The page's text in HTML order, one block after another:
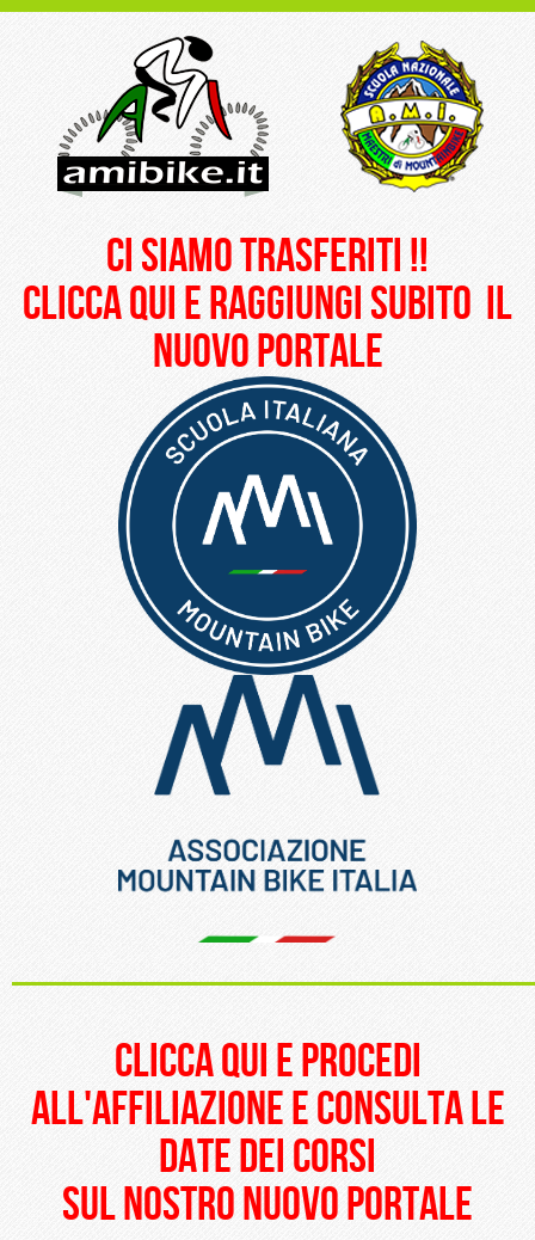
ci siamo trasferiti !!
clicca qui e raggiungi subito il
nuovo portale
clicca qui e procedi
all'affiliazione e consulta le
date dei corsi
sul nostro nuovo portale